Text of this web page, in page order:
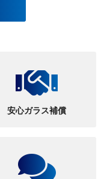
安心ガラス補償